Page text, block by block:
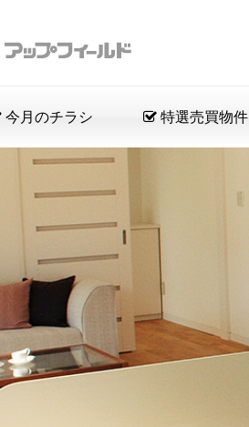
今月のチラシ 特選売買物件